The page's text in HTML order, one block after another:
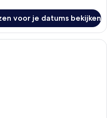
voor je datums bekijken
Een hotelkamer met een groot bed,